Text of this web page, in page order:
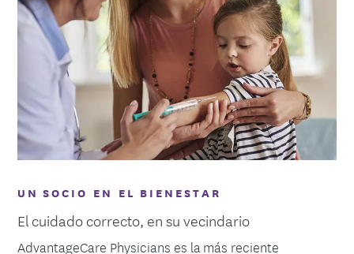
UN SOCIO EN EL BIENESTAR
El cuidado correcto, en su vecindario
AdvantageCare Physicians es la más reciente